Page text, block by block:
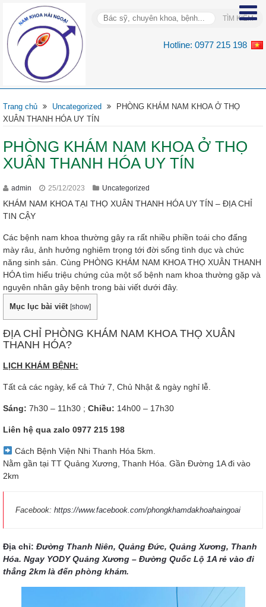
Hotline: 0977 215 198
Trang chủ Uncategorized
PHÒNG KHÁM NAM KHOA Ở THỌ
XUÂN THANH HÓA UY TÍN
PHÒNG KHÁM NAM KHOA Ở THỌ
XUÂN THANH HÓA UY TÍN
admin 25/12/2023 Uncategorized
KHÁM NAM KHOA TẠI THỌ XUÂN THANH HÓA UY TÍN – ĐỊA CHỈ
TIN CẬY
Các bệnh nam khoa thường gây ra rất nhiều phiền toái cho đấng
mày râu, ảnh hưởng nghiêm trọng tới đời sống tình dục và chức
năng sinh sản. Cùng PHÒNG KHÁM NAM KHOA THỌ XUÂN THANH
HÓA tìm hiểu triệu chứng của một số bệnh nam khoa thường gặp và
nguyên nhân gây bệnh trong bài viết dưới đây.
Mục lục bài viết [show]
ĐỊA CHỈ PHÒNG KHÁM NAM KHOA THỌ XUÂN
THANH HÓA?
LỊCH KHÁM BỆNH:
Tất cả các ngày, kể cả Thứ 7, Chủ Nhật & ngày nghỉ lễ.
Sáng: 7h30 – 11h30 ; Chiều: 14h00 – 17h30
Liên hệ qua zalo 0977 215 198
Cách Bệnh Viện Nhi Thanh Hóa 5km.
Nằm gần tại TT Quảng Xương, Thanh Hóa. Gần Đường 1A đi vào
2km
Facebook: https://www.facebook.com/phongkhamdakhoahaingoai
Địa chỉ: Đường Thanh Niên, Quảng Đức, Quảng Xương, Thanh
Hóa. Ngay YODY Quảng Xương – Đường Quốc Lộ 1A rẻ vào đi
thẳng 2km là đến phòng khám.